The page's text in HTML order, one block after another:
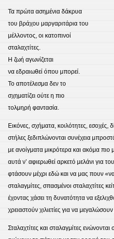
Τα πρώτα ασημένια δάκρυα
του βράχου μαργαριτάρια του
μέλλοντος, οι κατοπινοί
σταλαχτίτες.
Η ζωή αγωνίζεται
να εδραιωθεί όπου μπορεί.
Το αποτέλεσμα δεν το
σχηματίζει ούτε η πιο
τολμηρή φαντασία.
Εικόνες, σχήματα, κοιλότητες, εσοχές,
στήλες ξεδιπλώνονται συνέχεια
με ανοίγματα μικρότερα και ακόμα πιο
αυτά ν’ αφιερωθεί αρκετό μελάνι για
φτάσουν μέχρι εδώ και να μας πουν «να
σταλαγμίτες, σπασμένοι σταλαχτίτες
έχοντας χάσει τη δυνατότητα να
χρειαστούν χιλιετίες για να
Σταλαχτίτες και σταλαγμίτες